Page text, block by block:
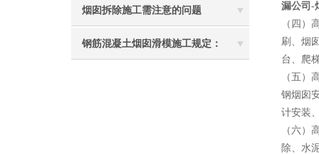
烟囱拆除施工需注意的问题
钢筋混凝土烟囱滑模施工规定：
漏公司-
（四）
刷、烟
台、爬
（五）
钢烟囱
计安装
（六）
除、水